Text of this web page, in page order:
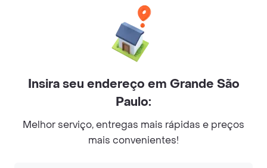
Facebook
Twitter
©2026Rappi Inc. All rights reserved.
© Copyright 2024 - Todos os direitos reservados de RAPPI.
Insira seu endereço em Grande São
Paulo:
Melhor serviço, entregas mais rápidas e preços
mais convenientes!